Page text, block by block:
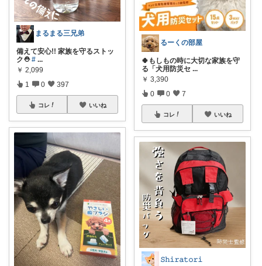
まるまる三兄弟
備えて安心!! 家族を守るストッ
ク⛑️# ...
￥ 2,099
1 0 397
コレ いいね
るーくの部屋
🍀もしもの時に大切な家族を守
る「犬用防災セ ...
￥ 3,390
0 0 7
コレ いいね
𝚂𝚑𝚒𝚛𝚊𝚝𝚘𝚛𝚒